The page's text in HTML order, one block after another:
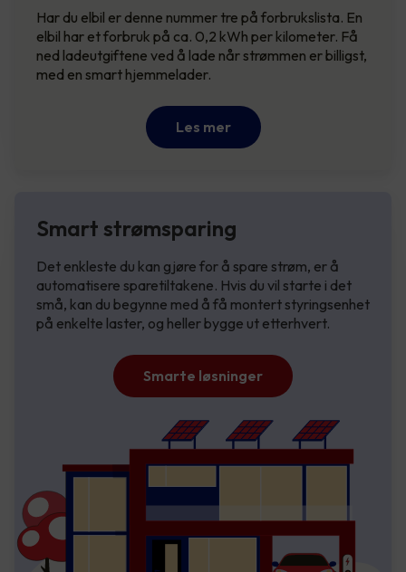
Har du elbil er denne nummer tre på forbrukslista. En
elbil har et forbruk på ca. 0,2 kWh per kilometer. Få
ned ladeutgiftene ved å lade når strømmen er billigst,
med en smart hjemmelader.
Les mer
Smart strømsparing
Det enkleste du kan gjøre for å spare strøm, er å
automatisere sparetiltakene. Hvis du vil starte i det
små, kan du begynne med å få montert styringsenhet
på enkelte laster, og heller bygge ut etterhvert.
Smarte løsninger